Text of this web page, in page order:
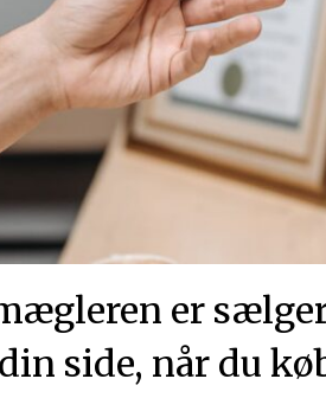
er
din side, når du